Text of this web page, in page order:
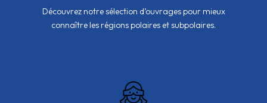
Découvrez notre sélection d’ouvrages pour mieux
connaître les régions polaires et subpolaires.